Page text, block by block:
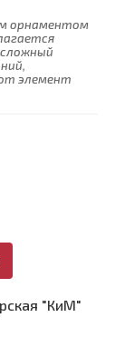
орнаментом
элемент
"КиМ"